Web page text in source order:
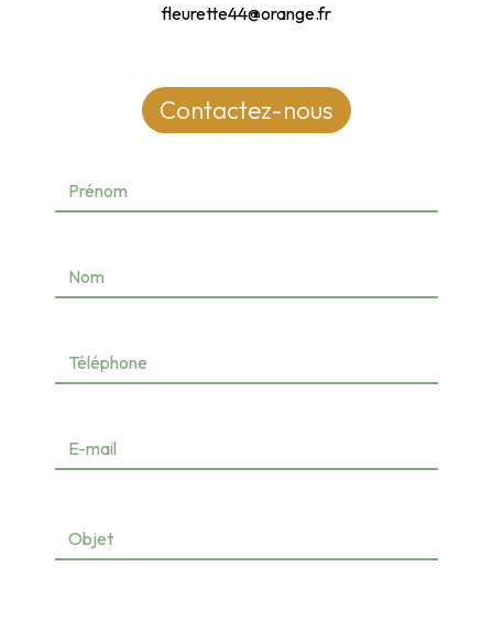
fleurette44@orange.fr
Contactez-nous